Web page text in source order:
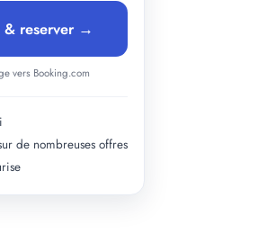
& reserver →
vers Booking.com
de nombreuses offres